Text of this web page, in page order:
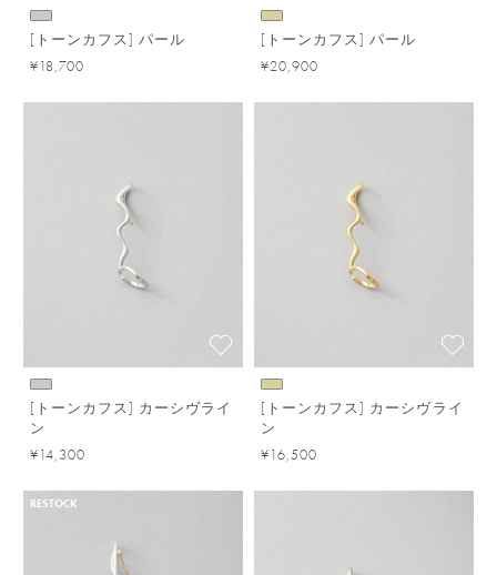
[トーンカフス] パール
¥18,700
[トーンカフス] パール
¥20,900
[トーンカフス] カーシヴライ
ン
¥14,300
[トーンカフス] カーシヴライ
ン
¥16,500
RESTOCK